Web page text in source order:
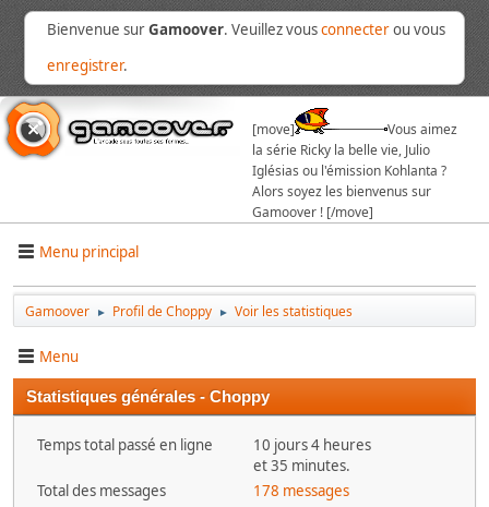
Bienvenue surGamoover. Veuillez vousconnecterou vous
enregistrer.
[move]
Vous aimez
la série Ricky la belle vie, Julio
Iglésias ou l'émission Kohlanta ?
Alors soyez les bienvenus sur
Gamoover ! [/move]
Menu principal
Gamoover ► Profil de Choppy ► Voir les statistiques
Menu
Statistiques générales - Choppy
Temps total passé en ligne
10 jours 4 heures
et 35 minutes.
Total des messages
178 messages